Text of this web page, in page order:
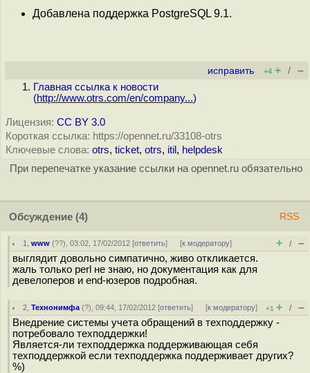
Добавлена поддержка PostgreSQL 9.1.
исправить +4 + / –
Главная ссылка к новости
(http://www.otrs.com/en/company...)
Лицензия: CC BY 3.0
Короткая ссылка: https://opennet.ru/33108-otrs
Ключевые слова: otrs, ticket, otrs, itil , helpdesk
При перепечатке указание ссылки на opennet.ru обязательно
Обсуждение (4) RSS
1 ,www (??), 03:02, 17/02/2012 [ответить] [к модератору] + / –
выглядит довольно симпатично, живо откликается.
жаль только perl не знаю, но документация как для
девелоперов и end-юзеров подробная.
2 ,Технонимфа (?), 09:44, 17/02/2012 [ответить] [к модератору] +1 + / –
Внедрение системы учета обращений в техподдержку -
потребовало техподдержки!
Является-ли техподдержка поддерживающая себя
техподдержкой если техподдержка поддерживает других?
%)